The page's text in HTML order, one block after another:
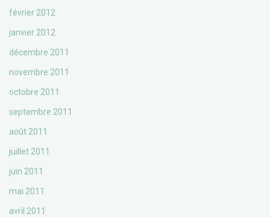
février 2012
janvier 2012
décembre 2011
novembre 2011
octobre 2011
septembre 2011
août 2011
juillet 2011
juin 2011
mai 2011
avril 2011